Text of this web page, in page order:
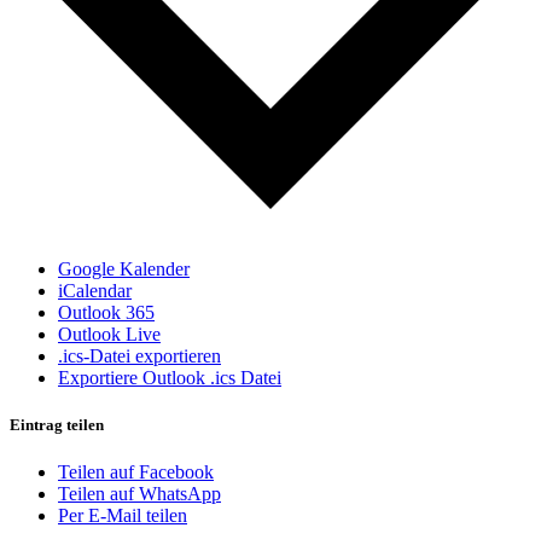
Google Kalender
iCalendar
Outlook 365
Outlook Live
.ics-Datei exportieren
Exportiere Outlook .ics Datei
Eintrag teilen
Teilen auf Facebook
Teilen auf WhatsApp
Per E-Mail teilen